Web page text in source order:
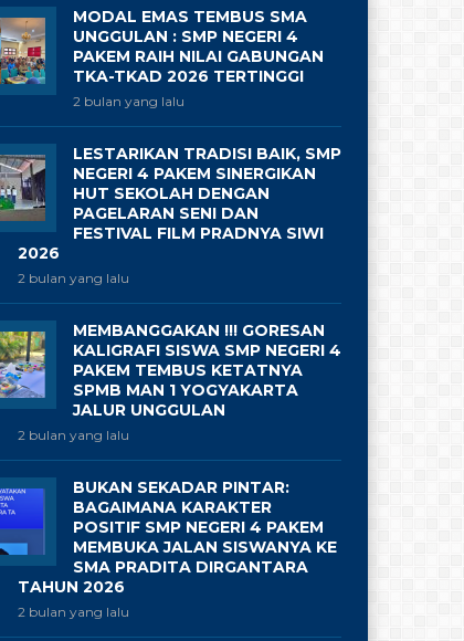
MODAL EMAS TEMBUS SMA
UNGGULAN : SMP NEGERI 4
PAKEM RAIH NILAI GABUNGAN
TKA-TKAD 2026 TERTINGGI
2 bulan yang lalu
LESTARIKAN TRADISI BAIK, SMP
NEGERI 4 PAKEM SINERGIKAN
HUT SEKOLAH DENGAN
PAGELARAN SENI DAN
FESTIVAL FILM PRADNYA SIWI
2026
2 bulan yang lalu
MEMBANGGAKAN !!! GORESAN
KALIGRAFI SISWA SMP NEGERI 4
PAKEM TEMBUS KETATNYA
SPMB MAN 1 YOGYAKARTA
JALUR UNGGULAN
2 bulan yang lalu
BUKAN SEKADAR PINTAR:
BAGAIMANA KARAKTER
POSITIF SMP NEGERI 4 PAKEM
MEMBUKA JALAN SISWANYA KE
SMA PRADITA DIRGANTARA
TAHUN 2026
2 bulan yang lalu